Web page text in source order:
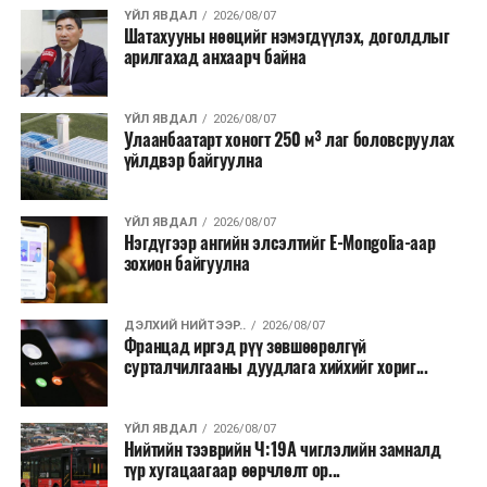
хэлбэрээр хэрэгжүүлэхээр тусгажээ.
Лаг хатаах, шатаах технологи нь бохир ус цэвэрлэх
байгууламжаас гардаг лагийг байгаль орчинд аюулгүй
аргаар боловсруулж, эзлэхүүнийг эрс бууруулах
зориулалттай. Лагийг өндөр температурт шатааснаар
эзлэхүүн нь 90 хүртэл хувиар буурч, бактери, вирус
болон бусад өвчин үүсгэгч бичил биетнийг устгах
боломжтой.
Түүнчлэн шаталтын явцад үүсэх дулааныг цахилгаан
болон дулааны эрчим хүч үйлдвэрлэхэд ашиглаж
болдог. Зарим технологийн хувьд шаталтын дараа
үлдэх үнснээс фосфор зэрэг ашигт эрдсийг сэргээн
авах боломжтой аж.
Япон, Герман, Швейцар, Нидерланд, Өмнөд Солонгос
зэрэг улс лаг хатаах, шатаах технологийг ашиглаж
байна. Тухайлбал, Германд лаг шатаах үйлдвэрээс
ҮЙЛ ЯВДАЛ 2026/08/07
Шатахууны нөөцийг нэмэгдүүлэх, доголдлыг
арилгахад анхаарч байна
ҮЙЛ ЯВДАЛ 2026/08/07
Улаанбаатарт хоногт 250 м³ лаг боловсруулах
үйлдвэр байгуулна
ҮЙЛ ЯВДАЛ 2026/08/07
Нэгдүгээр ангийн элсэлтийг E-Mongolia-аар
зохион байгуулна
ДЭЛХИЙ НИЙТЭЭР.. 2026/08/07
Францад иргэд рүү зөвшөөрөлгүй
сурталчилгааны дуудлага хийхийг хориг...
ҮЙЛ ЯВДАЛ 2026/08/07
Нийтийн тээврийн Ч:19А чиглэлийн замналд
түр хугацаагаар өөрчлөлт ор...